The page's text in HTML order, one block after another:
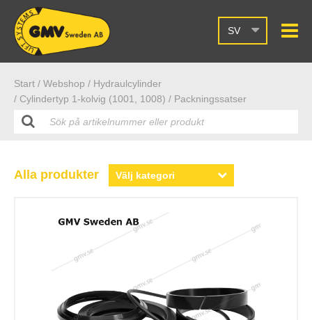
SV
Start / Webshop / Hydraulcylinder
/ Cylindertyp 1-kolvig (1001, 1008) / Packningssatser
Alla produkter